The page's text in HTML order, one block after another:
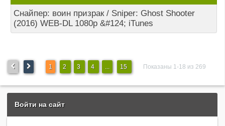
Cнайпер: воин призрак / Sniper: Ghost Shooter
(2016) WEB-DL 1080p &#124; iTunes
1 2 3 4 ... 15 Показаны 1-18 из 269
Войти на сайт